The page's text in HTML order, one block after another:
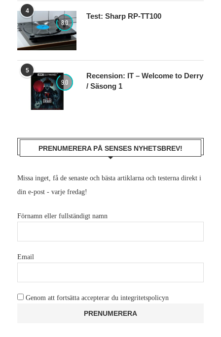
4
8.0
Test: Sharp RP-TT100
5
9.0
Recension: IT – Welcome to Derry
/ Säsong 1
PRENUMERERA PÅ SENSES NYHETSBREV!
Missa inget, få de senaste och bästa artiklarna och testerna direkt i
din e-post - varje fredag!
Förnamn eller fullständigt namn
Email
Genom att fortsätta accepterar du integritetspolicyn